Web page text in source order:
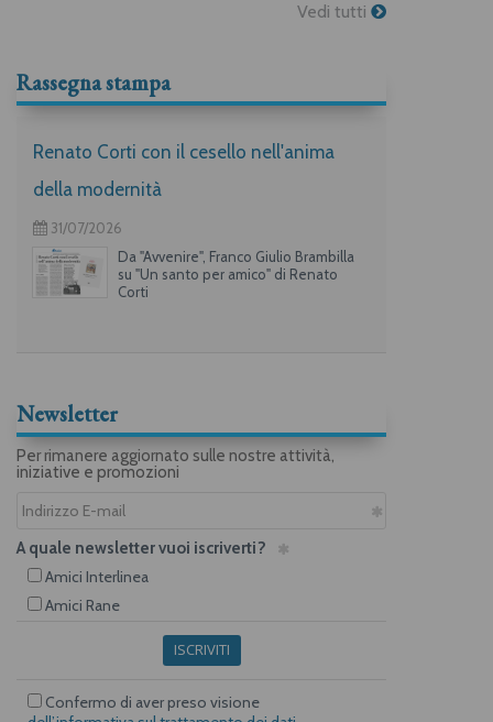
Vedi tutti
Rassegna stampa
Renato Corti con il cesello nell'anima
della modernità
31/07/2026
Da "Avvenire", Franco Giulio Brambilla
su "Un santo per amico" di Renato
Corti
Newsletter
Per rimanere aggiornato sulle nostre attività,
iniziative e promozioni
A quale newsletter vuoi iscriverti?
Amici Interlinea
Amici Rane
ISCRIVITI
Confermo di aver preso visione